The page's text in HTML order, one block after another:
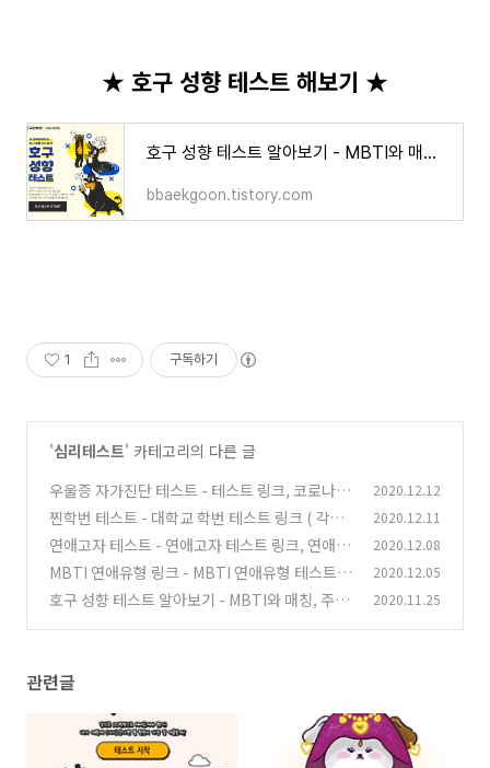
★ 호구 성향 테스트 해보기 ★
호구 성향 테스트 알아보기 - MBTI와 매칭, 주소 링크
bbaekgoon.tistory.com
1 구독하기
'심리테스트' 카테고리의 다른 글
우울증 자가진단 테스트 - 테스트 링크, 코로나 블
루란?
(0)
2020.12.12
찐학번 테스트 - 대학교 학번 테스트 링크 ( 각종
심리테스트 ) (0)
2020.12.11
연애고자 테스트 - 연애고자 테스트 링크, 연애고
자 뜻
(0)
2020.12.08
MBTI 연애유형 링크 - MBTI 연애유형 테스트
해보기 (0)
2020.12.05
호구 성향 테스트 알아보기 - MBTI와 매칭, 주소
2020.11.25
관련글